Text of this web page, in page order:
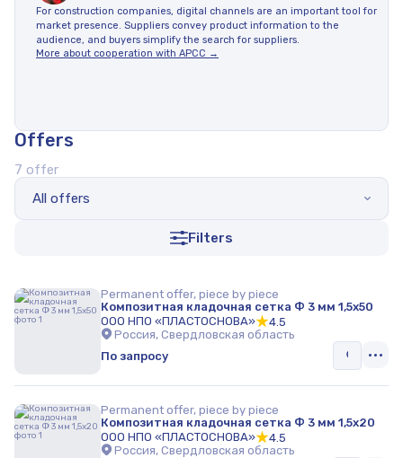
For construction companies, digital channels are an important tool for
market presence. Suppliers convey product information to the
audience, and buyers simplify the search for suppliers.
More about cooperation with APCC →
Offers
All offers
Filters
7 offer
Permanent offer, piece by piece
Композитная кладочная сетка Ф 3 мм 1,5х50
ООО НПО «ПЛАСТОСНОВА»
4.5
Россия, Свердловская область
По запросу
Permanent offer, piece by piece
Композитная кладочная сетка Ф 3 мм 1,5х20
ООО НПО «ПЛАСТОСНОВА»
4.5
Россия, Свердловская область